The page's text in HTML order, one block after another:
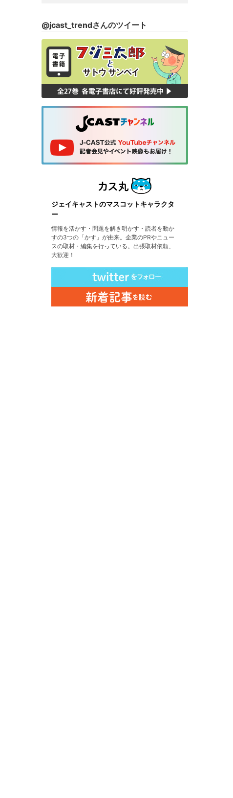
@jcast_trendさんのツイート
ジェイキャストのマスコットキャラクタ
ー
情報を活かす・問題を解き明かす・読者を動か
すの3つの「かす」が由来。企業のPRやニュー
スの取材・編集を行っている。出張取材依頼、
大歓迎！